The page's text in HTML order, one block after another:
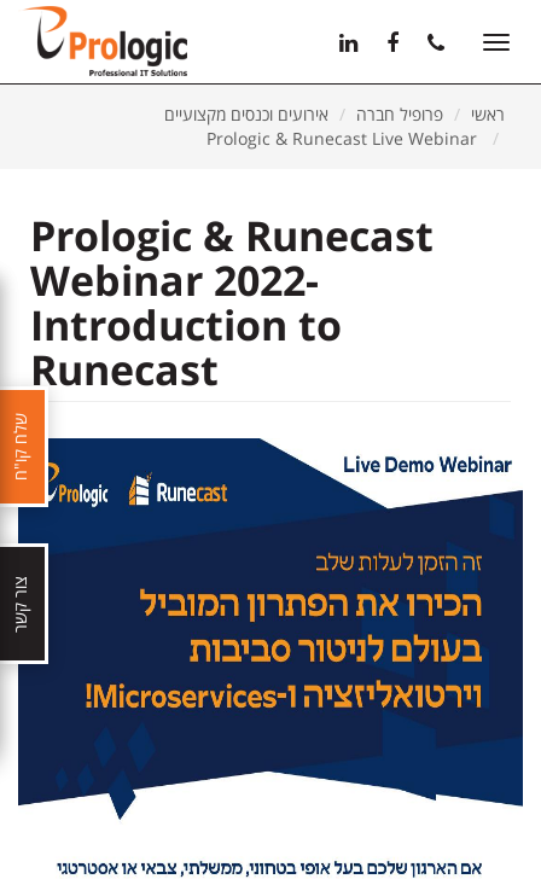
Toggle
ראשי
פרופיל חברה
אירועים וכנסים מקצועיים
Prologic & Runecast
Webinar 2022-
Introduction to
Runecast
שלח קו"ח
צור קשר